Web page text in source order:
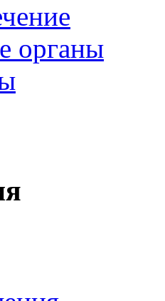
органы